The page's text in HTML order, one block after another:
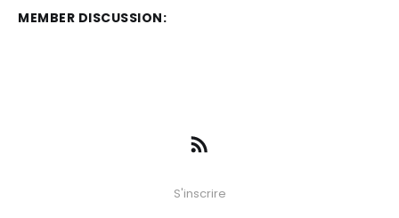
MEMBER DISCUSSION:
S'inscrire